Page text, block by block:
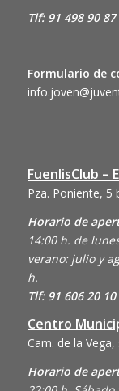
Tlf: 91 498 90 87
Formulario de
FuenlisClub –
Pza. Poniente, 5
Horario de
14:00 h. de
verano: julio y
h.
Tlf: 91 606 20 10
Centro
Cam. de la
Horario de